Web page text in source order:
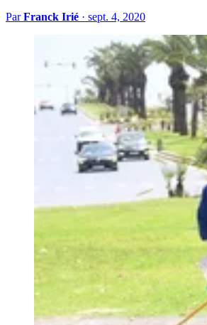
ParFranck Irié · sept. 4, 2020